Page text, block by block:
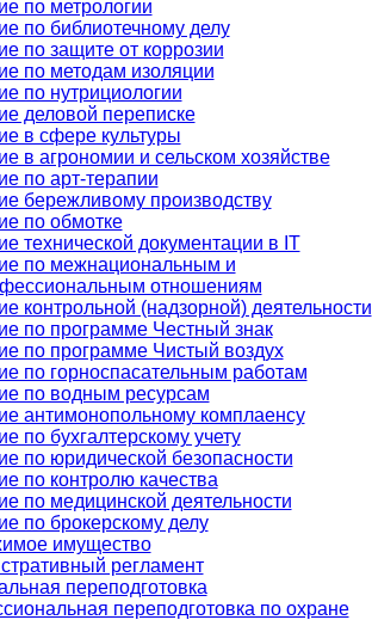
по метрологии
по библиотечному делу
по защите от коррозии
по методам изоляции
по нутрициологии
деловой переписке
в сфере культуры
в агрономии и сельском хозяйстве
по арт-терапии
бережливому производству
по обмотке
технической документации в IT
по межнациональным и
отношениям
контрольной (надзорной) деятельности
по программе Честный знак
по программе Чистый воздух
по горноспасательным работам
по водным ресурсам
антимонопольному комплаенсу
по бухгалтерскому учету
по юридической безопасности
по контролю качества
по медицинской деятельности
по брокерскому делу
имущество
регламент
переподготовка
переподготовка по охране